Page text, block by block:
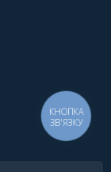
КНОПКА
ЗВ'ЯЗКУ